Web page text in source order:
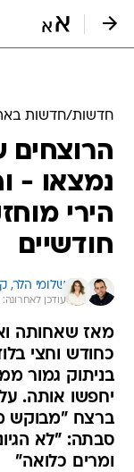
חדשות/חדשות
נמצאו -
הירי
חודשיים
שלומי הלר,
עודכן לאחרונה: 25.10.2022 / 9:02
מאז שאחותה
כחודש וחצי
בניתוק גמור
יחפשו אותה.
סבתה: "לא
ומרים כלואה"